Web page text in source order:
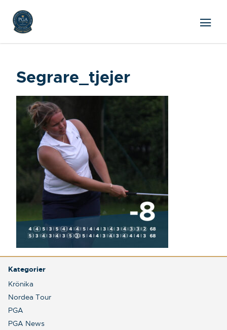
Segrare_tjejer
Kategorier
Krönika
Nordea Tour
PGA
PGA News